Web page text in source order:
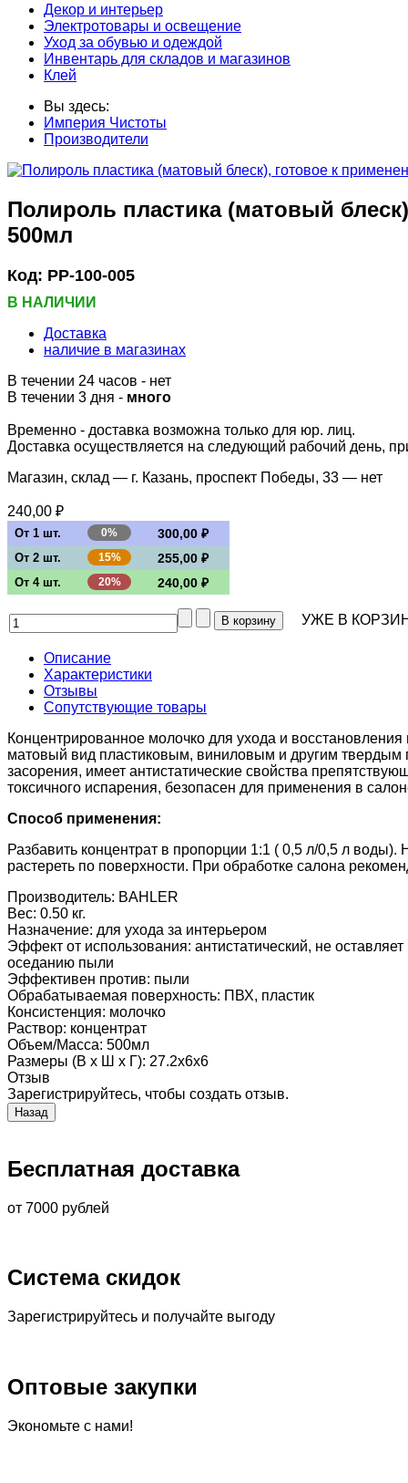
Декор и интерьер
Электротовары и освещение
Уход за обувью и одеждой
Инвентарь для складов и магазинов
Клей
Вы здесь:
Империя Чистоты
Производители
Полироль пластика (матовый
500мл
Код: PP-100-005
В НАЛИЧИИ
Доставка
наличие в магазинах
В течении 24 часов - нет
В течении 3 дня - много
Временно - доставка возможна только для юр. лиц.
Доставка осуществляется на следующий рабочий день,
Магазин, склад — г. Казань, проспект Победы, 33 — нет
240,00 ₽
От 1 шт. 0% 300,00 ₽
От 2 шт. 15% 255,00 ₽
От 4 шт. 20% 240,00 ₽
УЖЕ В
Описание
Характеристики
Отзывы
Сопутствующие товары
Концентрированное молочко для ухода и
матовый вид пластиковым, виниловым и другим твердым
засорения, имеет антистатические свойства
токсичного испарения, безопасен для применения в
Способ применения:
Разбавить концентрат в пропорции 1:1 ( 0,5 л/0,5 л
растереть по поверхности. При обработке салона
Производитель: BAHLER
Вес: 0.50 кг.
Назначение: для ухода за интерьером
Эффект от использования: антистатический, не
оседанию пыли
Эффективен против: пыли
Обрабатываемая поверхность: ПВХ, пластик
Консистенция: молочко
Раствор: концентрат
Объем/Масса: 500мл
Размеры (В х Ш х Г): 27.2х6х6
Отзыв
Зарегистрируйтесь, чтобы создать отзыв.
Бесплатная доставка
от 7000 рублей
Система скидок
Зарегистрируйтесь и получайте выгоду
Оптовые закупки
Экономьте с нами!